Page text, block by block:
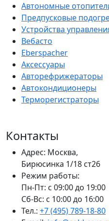
Автономные
Предпусковые
Устройства
Вебасто
Eberspacher
Аксессуары
Авторефрижераторы
Автокондиционеры
Терморегистраторы
Контакты
Адрес: Москва,
Бирюсинка 1/18 ст26 ​
Режим работы:
Пн-Пт: с 09:00 до 19:00
Сб-Вс: с 10:00 до 16:00
Тел.: +7 (495) 789-18-80